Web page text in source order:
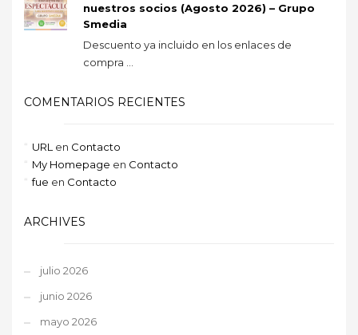
nuestros socios (Agosto 2026) – Grupo
Smedia
Descuento ya incluido en los enlaces de
compra ...
COMENTARIOS RECIENTES
URL en Contacto
My Homepage en Contacto
fue en Contacto
ARCHIVES
julio 2026
junio 2026
mayo 2026